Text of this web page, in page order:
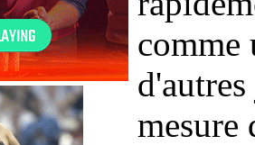
comme
mesure